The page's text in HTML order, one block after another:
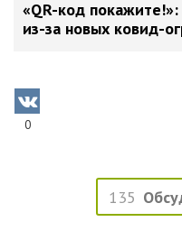
«QR-код
из-за новых ковид-
0
135